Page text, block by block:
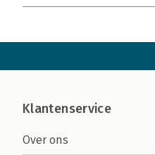
Klantenservice
Over ons